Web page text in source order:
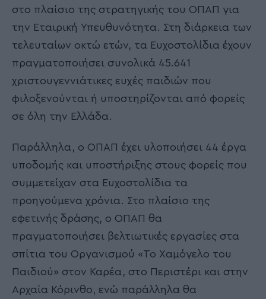
στο πλαίσιο της στρατηγικής του ΟΠΑΠ για
την Εταιρική Υπευθυνότητα. Στη διάρκεια των
τελευταίων οκτώ ετών, τα Ευχοστολίδια έχουν
πραγματοποιήσει συνολικά 45.641
χριστουγεννιάτικες ευχές παιδιών που
φιλοξενούνται ή υποστηρίζονται από φορείς
σε όλη την Ελλάδα.
Παράλληλα, ο ΟΠΑΠ έχει υλοποιήσει 44 έργα
υποδομής και υποστήριξης στους φορείς που
συμμετείχαν στα Ευχοστολίδια τα
προηγούμενα χρόνια. Στο πλαίσιο της
εφετινής δράσης, ο ΟΠΑΠ θα
πραγματοποιήσει βελτιωτικές εργασίες στα
σπίτια του Οργανισμού «Το Χαμόγελο του
Παιδιού» στον Καρέα, στο Περιστέρι και στην
Αρχαία Κόρινθο, ενώ παράλληλα θα